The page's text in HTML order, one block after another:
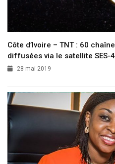
Côte d’Ivoire – TNT : 60
diffusées via le satellite SES-4
28 mai 2019